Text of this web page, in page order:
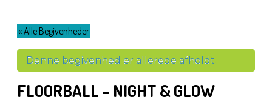
« Alle Begivenheder
Denne begivenhed er allerede afholdt.
FLOORBALL – NIGHT & GLOW